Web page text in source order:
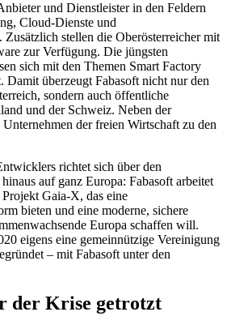
und Dienstleister in den Feldern
Cloud-Dienste und
Zusätzlich stellen die Oberösterreicher mit
zur Verfügung. Die jüngsten
sich mit den Themen Smart Factory
Damit überzeugt Fabasoft nicht nur den
sondern auch öffentliche
und der Schweiz. Neben der
der freien Wirtschaft zu den
richtet sich über den
auf ganz Europa: Fabasoft arbeitet
Gaia-X, das eine
bieten und eine moderne, sichere
Europa schaffen will.
eigens eine gemeinnützige Vereinigung
– mit Fabasoft unter den
der Krise getrotzt